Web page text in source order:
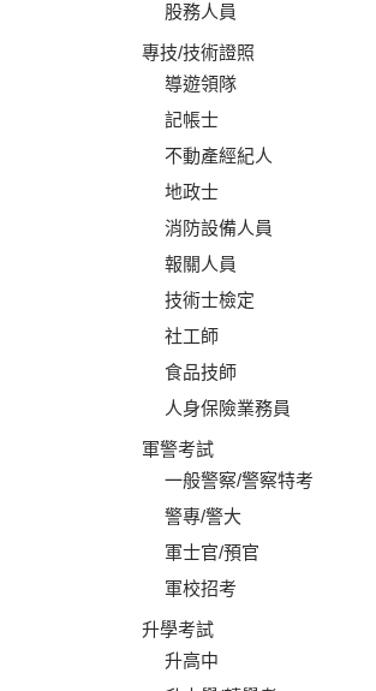
股務人員
專技/技術證照
導遊領隊
記帳士
不動產經紀人
地政士
消防設備人員
報關人員
技術士檢定
社工師
食品技師
人身保險業務員
軍警考試
一般警察/警察特考
警專/警大
軍士官/預官
軍校招考
升學考試
升高中